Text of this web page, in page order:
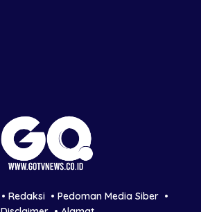
Redaksi
Pedoman Media Siber